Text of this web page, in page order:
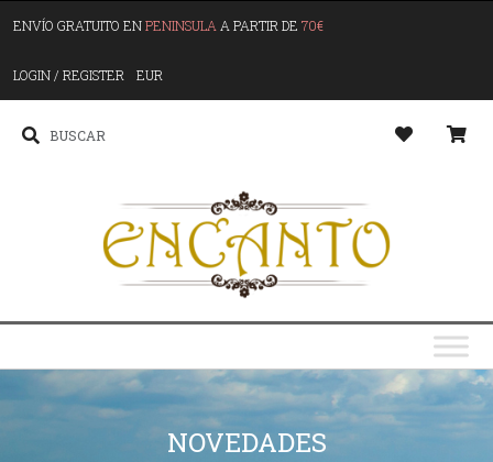
ENVÍO GRATUITO ENPENINSULA A PARTIR DE 70€
LOGIN / REGISTER EUR
NOVEDADES